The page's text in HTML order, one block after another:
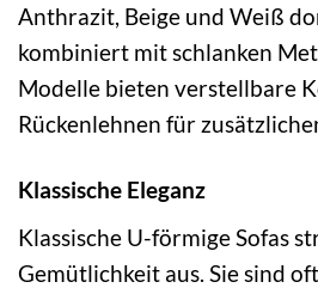
Anthrazit, Beige und Weiß
kombiniert mit schlanken
Modelle bieten verstellbare
Rückenlehnen für
Klassische Eleganz
Klassische U-förmige Sofas
Gemütlichkeit aus. Sie sind